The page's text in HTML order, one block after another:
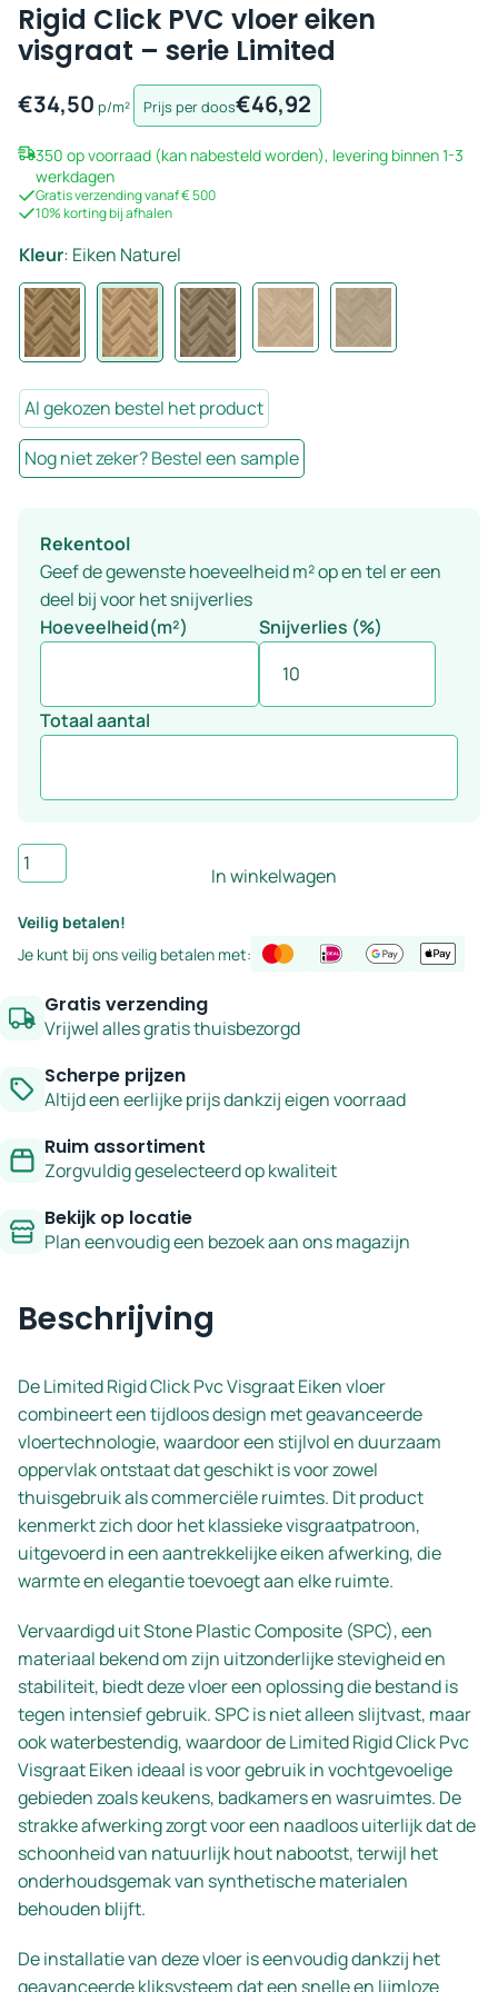
Rigid Click PVC vloer eiken
visgraat – serie Limited
€34,50 p/m² Prijs per doos€46,92
350 op voorraad (kan nabesteld worden), levering binnen 1-3
werkdagen
Gratis verzending vanaf € 500
10% korting bij afhalen
Kleur: Eiken Naturel
Al gekozen bestel het product
Nog niet zeker? Bestel een sample
Rekentool
Geef de gewenste hoeveelheid m² op en tel er een
deel bij voor het snijverlies
Hoeveelheid(m²)
Snijverlies (%)
Totaal aantal
Rigid
Click
PVC
vloer
eiken
visgraat
-
Limited
aantal
In winkelwagen
Veilig betalen!
Je kunt bij ons veilig betalen met:
Gratis verzending
Vrijwel alles gratis thuisbezorgd
Scherpe prijzen
Altijd een eerlijke prijs dankzij eigen voorraad
Ruim assortiment
Zorgvuldig geselecteerd op kwaliteit
Bekijk op locatie
Plan eenvoudig een bezoek aan ons magazijn
Beschrijving
De Limited Rigid Click Pvc Visgraat Eiken vloer
combineert een tijdloos design met geavanceerde
vloertechnologie, waardoor een stijlvol en duurzaam
oppervlak ontstaat dat geschikt is voor zowel
thuisgebruik als commerciële ruimtes. Dit product
kenmerkt zich door het klassieke visgraatpatroon,
uitgevoerd in een aantrekkelijke eiken afwerking, die
warmte en elegantie toevoegt aan elke ruimte.
Vervaardigd uit Stone Plastic Composite (SPC), een
materiaal bekend om zijn uitzonderlijke stevigheid en
stabiliteit, biedt deze vloer een oplossing die bestand is
tegen intensief gebruik. SPC is niet alleen slijtvast, maar
ook waterbestendig, waardoor de Limited Rigid Click Pvc
Visgraat Eiken ideaal is voor gebruik in vochtgevoelige
gebieden zoals keukens, badkamers en wasruimtes. De
strakke afwerking zorgt voor een naadloos uiterlijk dat de
schoonheid van natuurlijk hout nabootst, terwijl het
onderhoudsgemak van synthetische materialen
behouden blijft.
De installatie van deze vloer is eenvoudig dankzij het
geavanceerde kliksysteem dat een snelle en lijmloze